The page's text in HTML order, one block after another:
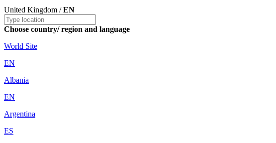
United Kingdom /EN
Choose country/ region and language
World Site
EN
Albania
EN
Argentina
ES